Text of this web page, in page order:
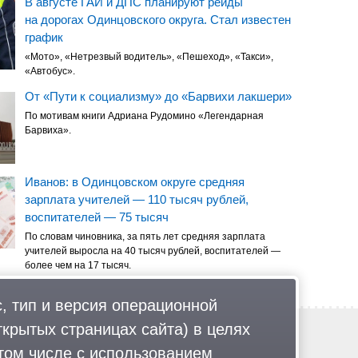
на дорогах Одинцовского округа. Стал известен
график
«Мото», «Нетрезвый водитель», «Пешеход», «Такси»,
«Автобус».
От «Пути к социализму» до «Барвихи лакшери»
По мотивам книги Адриана Рудомино «Легендарная
Барвиха».
Иванов: в Одинцовском округе средняя
зарплата учителей — 110 тысяч рублей,
воспитателей — 75 тысяч
По словам чиновника, за пять лет средняя зарплата
учителей выросла на 40 тысяч рублей, воспитателей —
более чем на 17 тысяч.
Обратная связь
Политика обработки персональных данных
тип и версия операционной
страницах сайта) в целях
числе с использованием